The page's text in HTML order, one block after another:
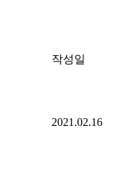
작성일
2021.02.16